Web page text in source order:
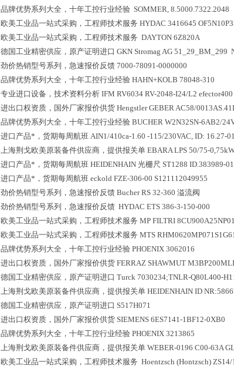
品牌优势系列大全，十年工控行业经验 SOMMER, 8.5000.7322.2048
欧美工业品一站式采购，工程师技术服务 HYDAC 3416645
欧美工业品一站式采购，工程师技术服务 DAYTON 6Z820A
德国工业精密供应，原产证明进口 GKN Stromag AG 51_29_BM_299
劲价热销型号系列，急速报价反馈 7000-78091-0000000
品牌优势系列大全，十年工控行业经验 HAHN+KOLB 78048-310
专业进口设备，技术资料分析 IFM RV6034 RV-2048-I24/L2 efector400
进出口权资质，国外厂家报价供货 Hengstler GEBER AC58/
品牌优势系列大全，十年工控行业经验 BUCHER W2N32SN-6AB2/
进口产品*，货期每周航班 AIN1/410ca-1.60 -115/230VAC, ID: 16.27-
上海荆戈欧美原装备件供应商，提供报关单 EBARA LPS 50/75-
进口产品*，货期每周航班 HEIDENHAIN 光栅尺 ST1288 ID.383989-01
进口产品*，货期每周航班 eckold FZE-306-00 S121112049955
劲价热销型号系列，急速报价反馈 Bucher RS 32-360 溢流阀
劲价热销型号系列，急速报价反馈 HYDAC ETS 386-3-150-000
欧美工业品一站式采购，工程师技术服务 MP FILTRI 8CU900A25NP01
欧美工业品一站式采购，工程师技术服务 MTS
品牌优势系列大全，十年工控行业经验 PHOENIX 3062016
进出口权资质，国外厂家报价供货 FERRAZ SHAWMUT
德国工业精密供应，原产证明进口 Turck 7030234;TNLR-Q80L400-
上海荆戈欧美原装备件供应商，提供报关单 HEIDENHAIN ID
德国工业精密供应，原产证明进口 S517H071
进出口权资质，国外厂家报价供货 SIEMENS 6ES7141-1BF12-0XB0
品牌优势系列大全，十年工控行业经验 PHOENIX 3213865
上海荆戈欧美原装备件供应商，提供报关单 WEBER-0196 C00-63A
欧美工业品一站式采购，工程师技术服务 Hoentzsch (Hontzsch)